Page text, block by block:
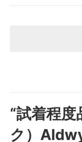
“試着程
ク）